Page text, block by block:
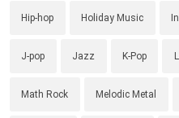
Hip-hop Holiday Music
J-pop Jazz K-Pop
Math Rock Melodic Metal